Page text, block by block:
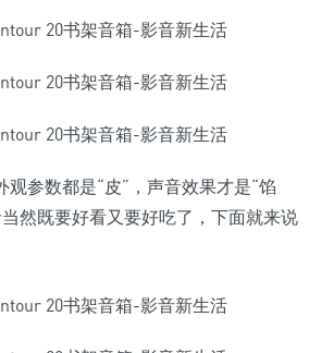
参数都是“皮”，声音效果才是“馅
然既要好看又要好吃了，下面就来说